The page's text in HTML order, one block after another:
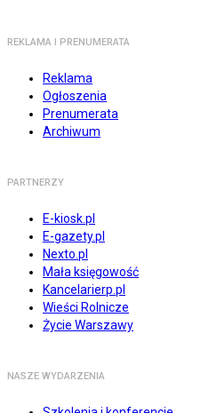
REKLAMA I PRENUMERATA
Reklama
Ogłoszenia
Prenumerata
Archiwum
PARTNERZY
E-kiosk.pl
E-gazety.pl
Nexto.pl
Mała księgowość
Kancelarierp.pl
Wieści Rolnicze
Życie Warszawy
NASZE WYDARZENIA